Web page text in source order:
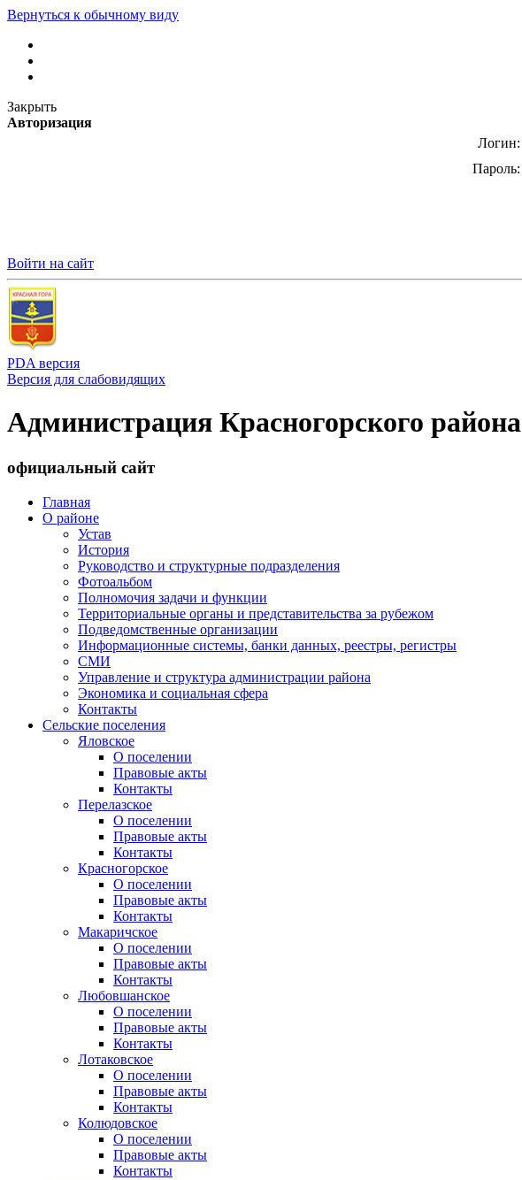
Вернуться к обычному виду
Закрыть
Авторизация
Логин:
Пароль:
Войти на сайт
PDA версия
Версия для слабовидящих
Администрация Красногорского района
официальный сайт
Главная
О районе
Устав
История
Руководство и структурные подразделения
Фотоальбом
Полномочия задачи и функции
Территориальные органы и представительства за рубежом
Подведомственные организации
Информационные системы, банки данных, реестры, регистры
СМИ
Управление и структура администрации района
Экономика и социальная сфера
Контакты
Сельские поселения
Яловское
О поселении
Правовые акты
Контакты
Перелазское
О поселении
Правовые акты
Контакты
Красногорское
О поселении
Правовые акты
Контакты
Макаричское
О поселении
Правовые акты
Контакты
Любовшанское
О поселении
Правовые акты
Контакты
Лотаковское
О поселении
Правовые акты
Контакты
Колюдовское
О поселении
Правовые акты
Контакты